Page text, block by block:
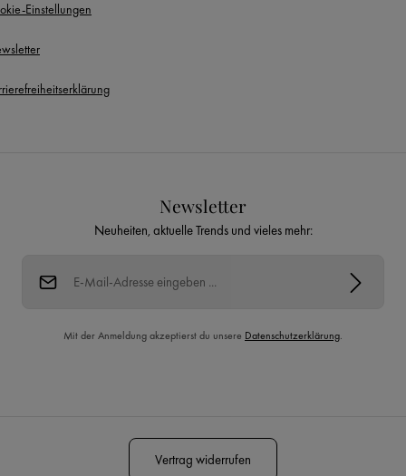
Einstellungen
Newsletter
Neuheiten, aktuelle Trends und vieles mehr:
Mit der Anmeldung akzeptierst du unsere Datenschutzerklärung.
Vertrag widerrufen